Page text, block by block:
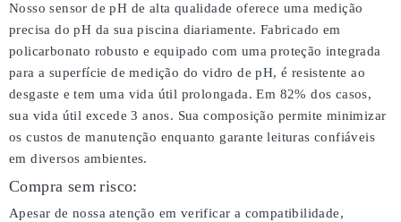
Nosso sensor de pH de alta qualidade oferece uma medição
precisa do pH da sua piscina diariamente. Fabricado em
policarbonato robusto e equipado com uma proteção integrada
para a superfície de medição do vidro de pH, é resistente ao
desgaste e tem uma vida útil prolongada. Em 82% dos casos,
sua vida útil excede 3 anos. Sua composição permite minimizar
os custos de manutenção enquanto garante leituras confiáveis
em diversos ambientes.
Compra sem risco:
Apesar de nossa atenção em verificar a compatibilidade,